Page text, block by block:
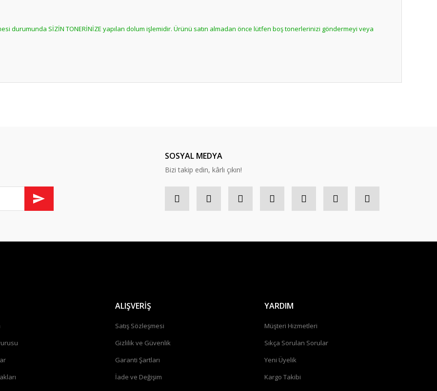
durumunda SİZİN TONERİNİZE yapılan dolum işlemidir. Ürünü satın almadan önce lütfen boş tonerlerinizi göndermeyi veya
SOSYAL MEDYA
Bizi takip edin, kârlı çıkın!
ALIŞVERİŞ
Satış Sözleşmesi
Gizlilik ve Güvenlik
Garanti Şartları
İade ve Değişim
YARDIM
Müşteri Hizmetleri
Sıkça Sorulan Sorular
Yeni Üyelik
Kargo Takibi